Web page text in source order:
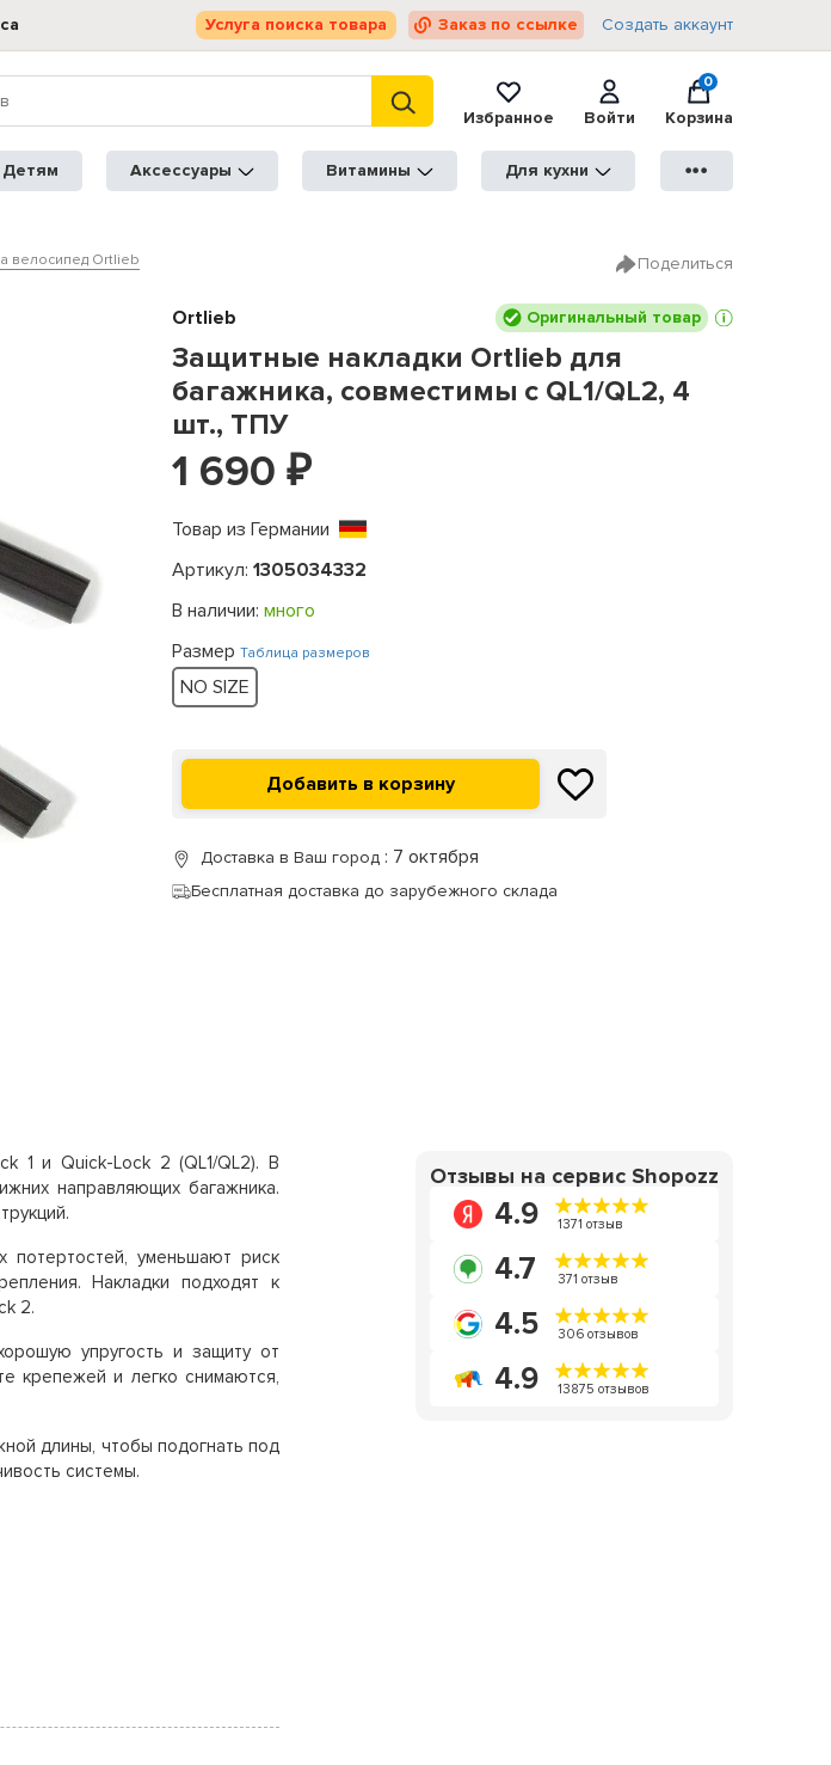
Услуга поиска товара Заказ по ссылке Создать аккаунт
Избранное
Войти
0
Корзина
Детям Аксессуары Витамины Для кухни ●●●
велосипед Ortlieb Поделиться
Ortlieb Оригинальный товар
Защитные накладки Ortlieb для
багажника, совместимы с QL1/QL2, 4
шт., ТПУ
1 690 ₽
Товар из Германии
Артикул: 1305034332
В наличии: много
Размер Таблица размеров
NO SIZE
Доставка в Ваш город : 7 октября
Бесплатная доставка до зарубежного склада
1 и Quick-Lock 2 (QL1/QL2). В
направляющих багажника.
уменьшают риск
Накладки подходят к
2.
упругость и защиту от
крепежей и легко снимаются,
длины, чтобы подогнать под
системы.
Отзывы на сервис Shopozz
4.9 1371 отзыв
4.7 371 отзыв
4.5 306 отзывов
4.9 13875 отзывов